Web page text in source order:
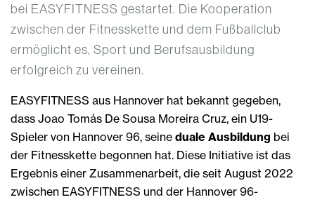
bei EASYFITNESS gestartet. Die Kooperation
zwischen der Fitnesskette und dem Fußballclub
ermöglicht es, Sport und Berufsausbildung
erfolgreich zu vereinen.
EASYFITNESS aus Hannover hat bekannt gegeben,
dass Joao Tomás De Sousa Moreira Cruz, ein U19-
Spieler von Hannover 96, seine duale Ausbildung bei
der Fitnesskette begonnen hat. Diese Initiative ist das
Ergebnis einer Zusammenarbeit, die seit August 2022
zwischen EASYFITNESS und der Hannover 96-